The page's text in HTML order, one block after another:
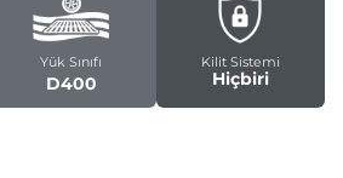
Yük Sınıfı
D400
Kilit Sistemi
Hiçbiri